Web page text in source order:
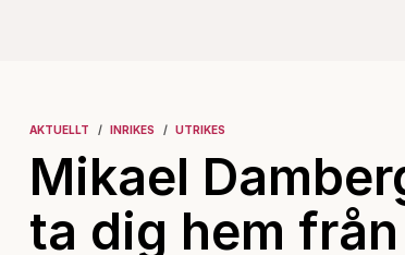
AKTUELLT INRIKES UTRIKES
Mikael
ta dig hem